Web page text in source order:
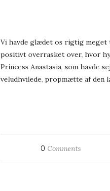
Vi havde glædet os rigtig meget
positivt overrasket over, hvor
Princess Anastasia, som havde
veludhvilede, propmætte af den
0 Comments